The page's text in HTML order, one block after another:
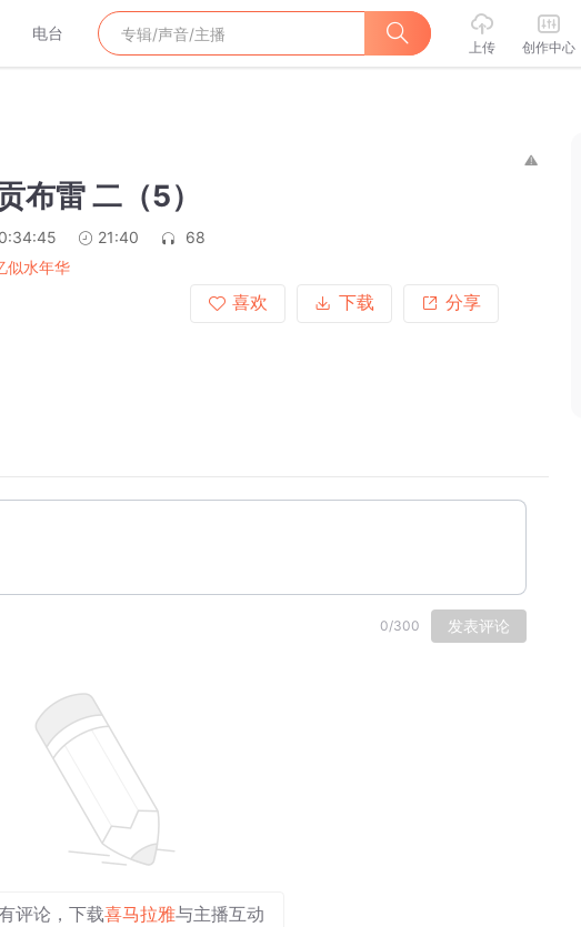
电台
上传 创作中心
布雷 二（5）
21:40
68
似水年华
喜欢
下载 分享
0/300 发表评论
评论，下载喜马拉雅与主播互动